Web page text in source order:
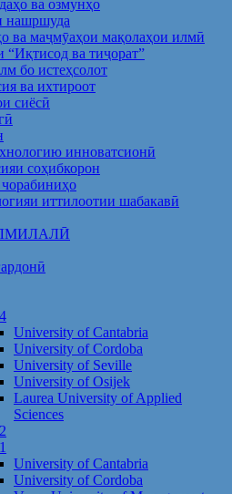
ва озмунҳо
нашршуда
ва маҷмӯаҳои мақолаҳои илмӣ
“Иқтисод ва тиҷорат”
бо истеҳсолот
ва ихтироот
сиёсӣ
инноватсионӣ
соҳибкорон
иттилоотии шабакавӣ
University of Cantabria
University of Cordoba
University of Seville
University of Osijek
Laurea University of Applied
Sciences
University of Cantabria
University of Cordoba